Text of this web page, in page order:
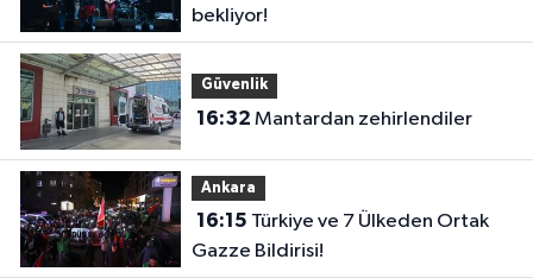
bekliyor!
Güvenlik
16:32 Mantardan zehirlendiler
Ankara
16:15
Gazze Bildirisi!